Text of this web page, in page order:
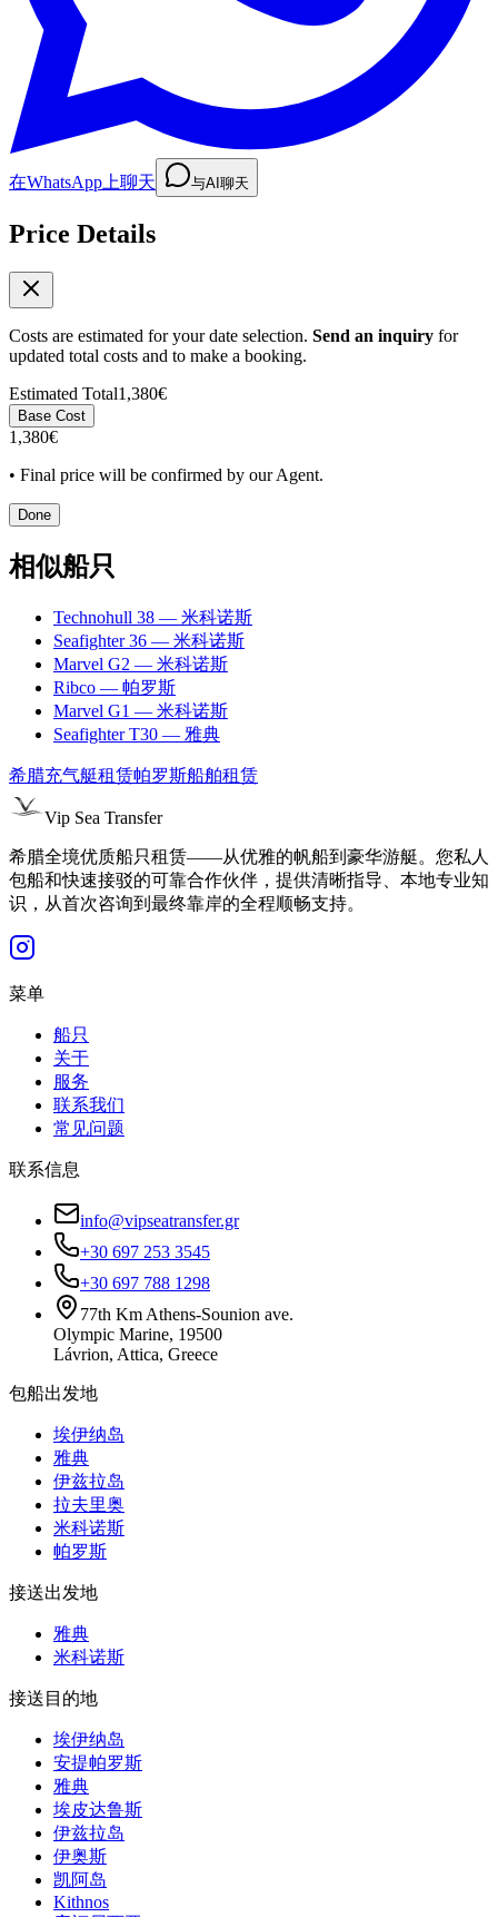
在WhatsApp上聊天 与AI聊天
Price Details
Costs are estimated for your date selection. Send an inquiry for
updated total costs and to make a booking.
Estimated Total1,380€
Base Cost
1,380€
• Final price will be confirmed by our Agent.
Done
相似船只
Technohull 38 — 米科诺斯
Seafighter 36 — 米科诺斯
Marvel G2 — 米科诺斯
Ribco — 帕罗斯
Marvel G1 — 米科诺斯
Seafighter T30 — 雅典
希腊充气艇租赁帕罗斯船舶租赁
Vip Sea Transfer
希腊全境优质船只租赁——从优雅的帆船到豪华游艇。您私人
包船和快速接驳的可靠合作伙伴，提供清晰指导、本地专业知
识，从首次咨询到最终靠岸的全程顺畅支持。
菜单
船只
关于
服务
联系我们
常见问题
联系信息
info@vipseatransfer.gr
+30 697 253 3545
+30 697 788 1298
77th Km Athens-Sounion ave.
Olympic Marine, 19500
Lávrion, Attica, Greece
包船出发地
埃伊纳岛
雅典
伊兹拉岛
拉夫里奥
米科诺斯
帕罗斯
接送出发地
雅典
米科诺斯
接送目的地
埃伊纳岛
安提帕罗斯
雅典
埃皮达鲁斯
伊兹拉岛
伊奥斯
凯阿岛
Kithnos